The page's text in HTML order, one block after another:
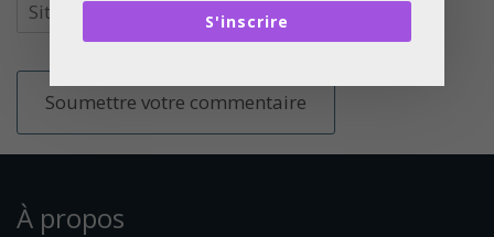
À propos
S'inscrire